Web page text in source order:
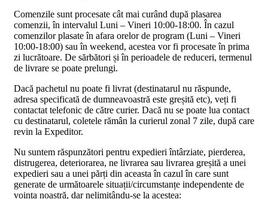
Comenzile sunt procesate cât mai curând după plasarea
comenzii, în intervalul Luni – Vineri 10:00-18:00. În cazul
comenzilor plasate în afara orelor de program (Luni – Vineri
10:00-18:00) sau în weekend, acestea vor fi procesate în prima
zi lucrătoare. De sărbători și în perioadele de reduceri, termenul
de livrare se poate prelungi.
Dacă pachetul nu poate fi livrat (destinatarul nu răspunde,
adresa specificată de dumneavoastră este greșită etc), veți fi
contactat telefonic de către curier. Dacă nu se poate lua contact
cu destinatarul, coletele rămân la curierul zonal 7 zile, după care
revin la Expeditor.
Nu suntem răspunzători pentru expedieri întârziate, pierderea,
distrugerea, deteriorarea, ne livrarea sau livrarea greșită a unei
expedieri sau a unei părți din aceasta în cazul în care sunt
generate de următoarele situații/circumstanțe independente de
voința noastră, dar nelimitându-se la acestea: